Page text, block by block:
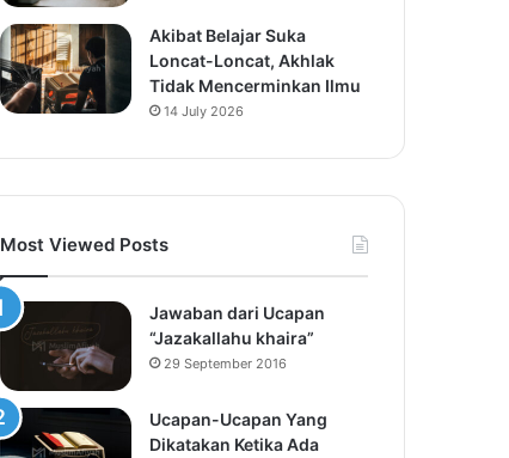
Akibat Belajar Suka
Loncat-Loncat, Akhlak
Tidak Mencerminkan Ilmu
14 July 2026
Most Viewed Posts
Jawaban dari Ucapan
“Jazakallahu khaira”
29 September 2016
Ucapan-Ucapan Yang
Dikatakan Ketika Ada